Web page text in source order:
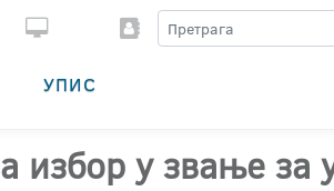
УПИС
избор у звање за